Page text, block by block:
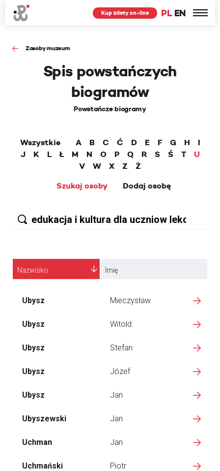
PL EN
Kup bilety on-line
Zasoby muzeum
Spis powstańczych
biogramów
Powstańcze biogramy
Wszystkie A B C Ć D E F G H
I
J
K L Ł M N O P Q R S Ś T
U
V
W X Z
Ż
Szukaj osoby
Dodaj osobę
Nazwisko Imię
Ubysz Mieczysław
Ubysz Witold
Ubysz Stefan
Ubysz Józef
Ubysz Jan
Ubyszewski Jan
Uchman Jan
Uchmański Piotr